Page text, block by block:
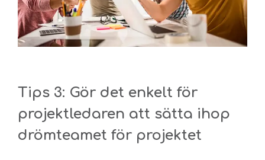
Tips 3: Gör det enkelt för
projektledaren att sätta ihop
drömteamet för projektet